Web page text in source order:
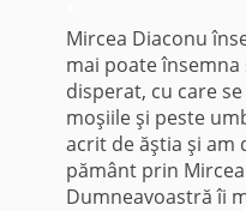
Mircea Diaconu
mai poate
disperat, cu care
moşiile şi peste
acrit de ăştia şi am
pământ prin
Dumneavoastră îi